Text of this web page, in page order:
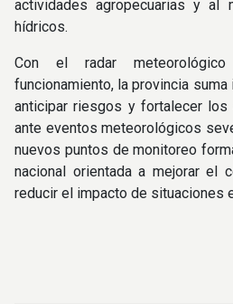
actividades agropecuarias y al
hídricos.
Con el radar
funcionamiento, la provincia
anticipar riesgos y fortalecer
ante eventos meteorológicos
nuevos puntos de monitoreo
nacional orientada a mejorar el
reducir el impacto de situaciones